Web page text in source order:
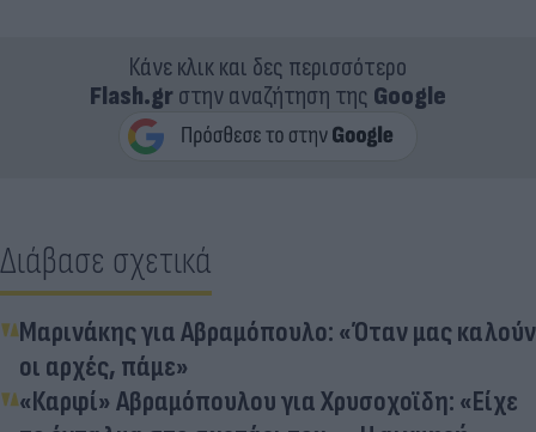
Κάνε κλικ και δες περισσότερο
Flash.grστην αναζήτηση της Google
Διάβασε σχετικά
Μαρινάκης για Αβραμόπουλο: «Όταν μας καλούν
οι αρχές, πάμε»
«Καρφί» Αβραμόπουλου για Χρυσοχοϊδη: «Είχε